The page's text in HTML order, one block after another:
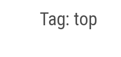
Tag: top